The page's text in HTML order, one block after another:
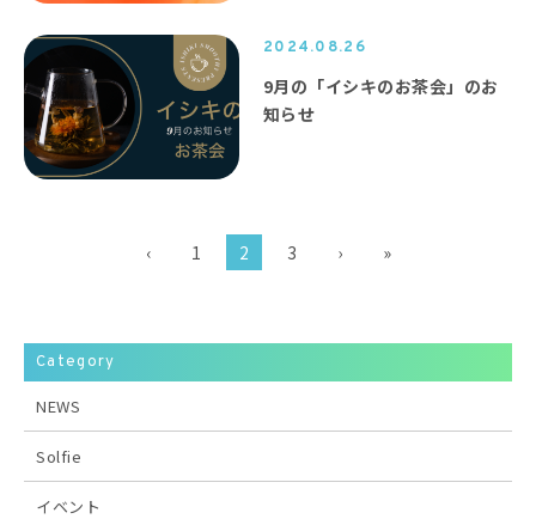
2024.08.26
9月の「イシキのお茶会」のお
知らせ
‹ 1 2 3 › »
Category
NEWS
Solfie
イベント